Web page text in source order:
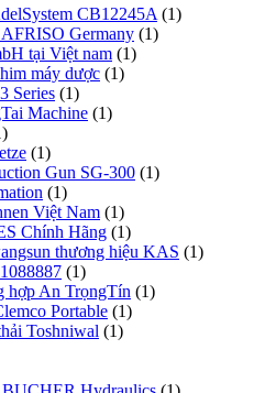
CB12245A (1)
AFRISO Germany (1)
tại Việt nam (1)
máy dược (1)
Series (1)
Machine (1)
(1)
Gun SG-300 (1)
(1)
Việt Nam (1)
Chính Hãng (1)
thương hiệu KAS (1)
(1)
hợp An TrọngTín (1)
Portable (1)
Toshniwal (1)